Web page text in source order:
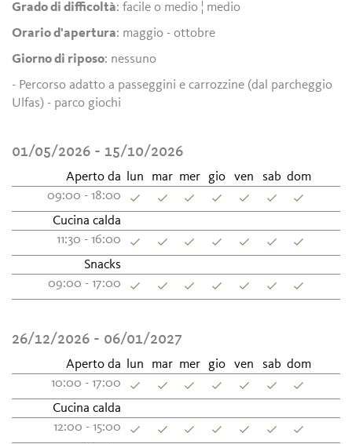
Grado di difficoltà: facile o medio ¦ medio
Orario d'apertura: maggio - ottobre
Giorno di riposo: nessuno
- Percorso adatto a passeggini e carrozzine (dal parcheggio
Ulfas) - parco giochi
01/05/2026 - 15/10/2026
Aperto da lun mar mer gio ven sab dom
09:00 - 18:00
Cucina calda
11:30 - 16:00
Snacks
09:00 - 17:00
26/12/2026 - 06/01/2027
Aperto da lun mar mer gio ven sab dom
10:00 - 17:00
Cucina calda
12:00 - 15:00